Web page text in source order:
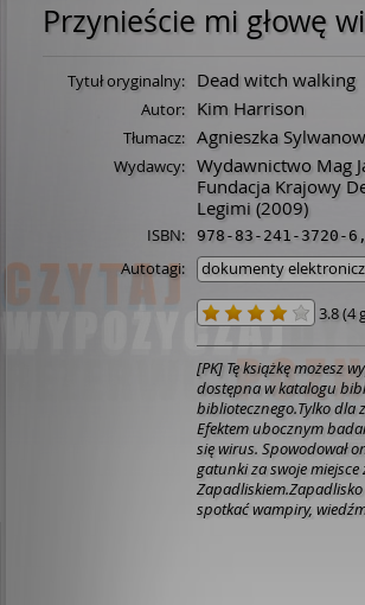
Przynieście mi głowę
Tytuł oryginalny: Dead witch walking
Autor: Kim Harrison
Tłumacz: Agnieszka
Wydawcy: Wydawnictwo Mag
Fundacja Krajowy
Legimi (2009)
ISBN: 978-83-241-3720-6
Autotagi: dokumenty
3.8(4
[PK] Tę książkę możesz
dostępna w katalogu
bibliotecznego.Tylko dlaz
Efektem ubocznym
się wirus. Spowodował
gatunki za swoje miejsce
Zapadliskiem.
spotkać wampiry,